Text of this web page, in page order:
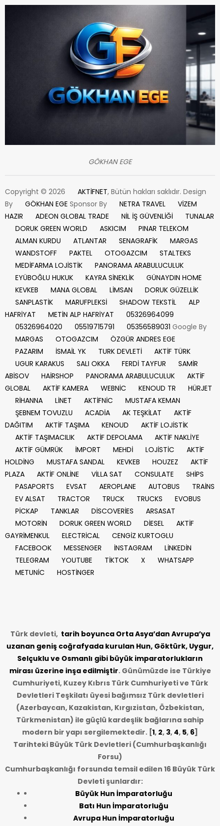
GÖKHAN EGE
Copyright © 2026 AKTİFNET, Bütün hakları saklıdır. Design
By
GÖKHAN EGE Sponsor By NETRA TRAVEL
VİZEM
HAZIR
ADEON GLOBAL TRADE NİL İŞ GÜVENLİĞİ
TUNALAR
DORUK GREEN WORLD
ASKICIM
PINAR TELEKOM
ALMAN KURDU
ATLANTAR SENAGRAFİK
MARGAS
WANDSTOFF
PAKTEL OTOGAZCIM
STALTEKS
MEDİFARMA LOJİSTİK
PANORAMA ARABULUCULUK
EYÜBOĞLU HUKUK
KAYRA SİNEKLİK
GÜNAYDIN HOME
KEVKEB
MANA GLOBAL LİMSAN
DORUK GÜZELLİK
SANPLASTİK
MARUFPLEKSİ SHADOW TEKSTİL
ALP
HAFRİYAT
METİN ALP HAFRİYAT
05326964099
05326964020
05519715791 05356589031 Google By
MARGAS
OTOGAZCIM
ÖZGÜR ANDRES EGE
PAZARIM
İSMAİL YK TURK DEVLETİ
AKTİF TÜRK
UGUR KARAKUS
SALI OKKA FERDİ TAYFUR
SAMİR
ABİSOV
HAİRSHOP PANORAMA ARABULUCULUK
AKTİF
GLOBAL
AKTİF KAMERA WEBNİC KENOUD TR
HÜRJET
RİHANNA
LİNET AKTİFNİC
MUSTAFA KEMAN
ŞEBNEM TOVUZLU
ACADİA AK TEŞKİLAT
AKTİF
DAĞITIM
AKTİF TAŞIMA KENOUD
AKTİF LOJİSTİK
AKTİF TAŞIMACILIK
AKTİF DEPOLAMA
AKTİF NAKLİYE
AKTİF GÜMRÜK
İMPORT MEHDİ LOJİSTİC
AKTİF
HOLDİNG
MUSTAFA SANDAL KEVKEB HOUZEZ
AKTİF
PLAZA
AKTİF ONLİNE VİLLA SAT CONSULATE
SHİPS
PASAPORTS
EVSAT AEROPLANE AUTOBUS
TRAİNS
EV ALSAT
TRACTOR TRUCK TRUCKS
EVOBUS
PİCKAP
TANKLAR DİSCOVERİES
ARSASAT
MOTORİN
DORUK GREEN WORLD DİESEL
AKTİF
GAYRİMENKUL
ELECTRİCAL
CENGİZ KURTOGLU
FACEBOOK
MESSENGER İNSTAGRAM
LİNKEDİN
TELEGRAM
YOUTUBE TİKTOK X
WHATSAPP
METUNİC
HOSTİNGER
Türk devleti, tarih boyunca Orta Asya’dan Avrupa’ya
uzanan geniş coğrafyada kurulan Hun, Göktürk, Uygur,
Selçuklu ve Osmanlı gibi büyük imparatorlukların
mirası üzerine inşa edilmiştir. Günümüzde ise Türkiye
Cumhuriyeti, Kuzey Kıbrıs Türk Cumhuriyeti ve Türk
Devletleri Teşkilatı üyesi bağımsız Türk devletleri
(Azerbaycan, Kazakistan, Kırgızistan, Özbekistan,
Türkmenistan) ile güçlü kardeşlik bağlarına sahip
modern bir yapı sergilemektedir. [1, 2, 3, 4, 5, 6]
Tarihteki Büyük Türk Devletleri (Cumhurbaşkanlığı
Forsu)
Cumhurbaşkanlığı forsunda temsil edilen 16 Büyük Türk
Devleti şunlardır:
Büyük Hun İmparatorluğu
Batı Hun İmparatorluğu
Avrupa Hun İmparatorluğu